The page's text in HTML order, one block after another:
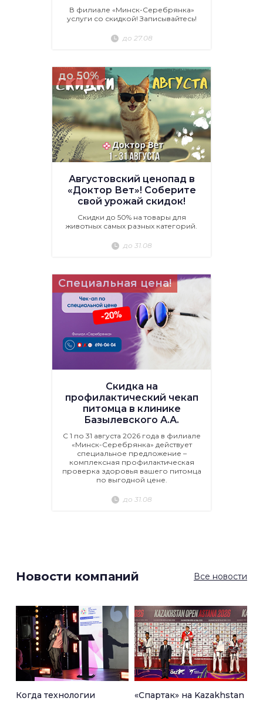
В филиале «Минск-Серебрянка»
услуги со скидкой! Записывайтесь!
до 27.08
до 50%
Августовский ценопад в
«Доктор Вет»! Соберите
свой урожай скидок!
Скидки до 50% на товары для
животных самых разных категорий.
до 31.08
Специальная цена!
Скидка на
профилактический чекап
питомца в клинике
Базылевского А.А.
С 1 по 31 августа 2026 года в филиале
«Минск-Серебрянка» действует
специальное предложение –
комплексная профилактическая
проверка здоровья вашего питомца
по выгодной цене.
до 31.08
Новости компаний Все новости
Когда технологии
«Спартак» на Kazakhstan